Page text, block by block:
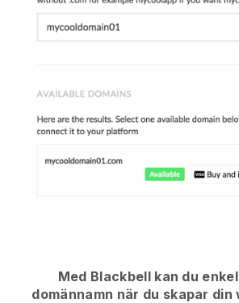
Med Blackbell kan du
domännamn när du skapar